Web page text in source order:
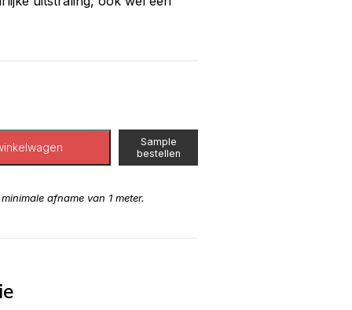
Sample
bestellen
afname van 1 meter.